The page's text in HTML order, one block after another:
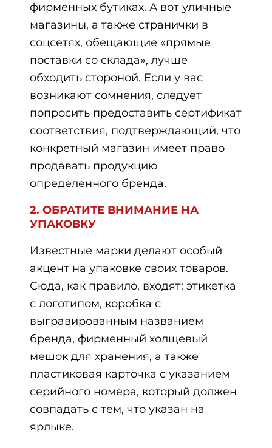
фирменных бутиках. А вот уличные
магазины, а также странички в
соцсетях, обещающие «прямые
поставки со склада», лучше
обходить стороной. Если у вас
возникают сомнения, следует
попросить предоставить сертификат
соответствия, подтверждающий, что
конкретный магазин имеет право
продавать продукцию
определенного бренда.
2. ОБРАТИТЕ ВНИМАНИЕ НА
УПАКОВКУ
Известные марки делают особый
акцент на упаковке своих товаров.
Сюда, как правило, входят: этикетка
с логотипом, коробка с
выгравированным названием
бренда, фирменный холщевый
мешок для хранения, а также
пластиковая карточка с указанием
серийного номера, который должен
совпадать с тем, что указан на
ярлыке.